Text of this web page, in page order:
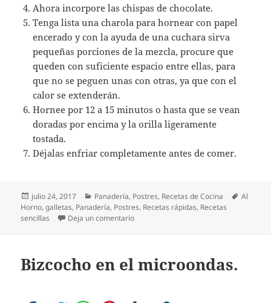
Ahora incorpore las chispas de chocolate.
Tenga lista una charola para hornear con papel
encerado y con la ayuda de una cuchara sirva
pequeñas porciones de la mezcla, procure que
queden con suficiente espacio entre ellas, para
que no se peguen unas con otras, ya que con el
calor se extenderán.
Hornee por 12 a 15 minutos o hasta que se vean
doradas por encima y la orilla ligeramente
tostada.
Déjalas enfriar completamente antes de comer.
Publicado
el
julio 24, 2017 Categorías
Panadería, Postres, Recetas de Cocina
Al
Horno,galletas, Panadería, Postres, Recetas rápidas, Recetas
sencillas
Deja un comentarioen Crocantes de coco y avena, con
Bizcocho en el microondas.